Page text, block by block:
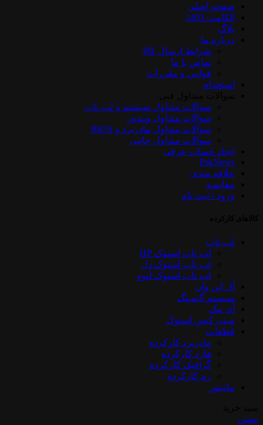
صفحه اصلی
الکامپ 1403
بلاگ
درباره ما
شرایط ارسال کالا
تماس با ما
قوانین و مقررات
استخدام
سوالات متداول سیستم و لپ تاپ
سوالات متداول ویندوز
سوالات متداول مادربرد و BIOS
سوالات متداول جانبی
ایجاد حساب عرفی
PskNews
علاقه مندی
مقایسه
ورود / ثبت نام
لپ تاپ
لپ تاپ استوک HP
لپ تاپ استوک دل
لپ تاپ استوک لنوو
آل این وان
سیستم گیمینگ
آی مک
مینی کیس استوک
قطعات
مادربرد کارکرده
هارد کارکرده
گرافیک کارکرده
رم کارکرده
مانیتور
بستن